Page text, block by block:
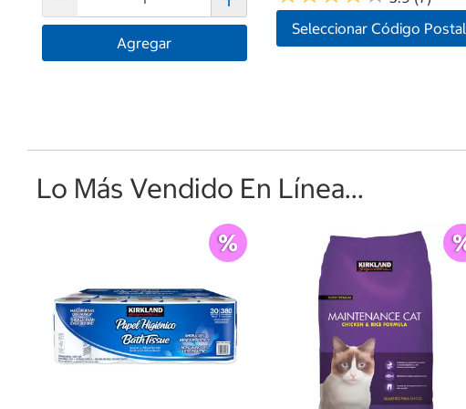
Agregar
Seleccionar Código Postal
Lo Más Vendido En Línea...